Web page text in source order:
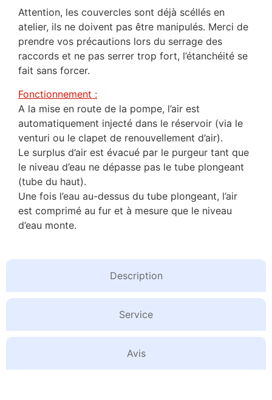
Description
Service
Avis
Attention, les couvercles sont déjà scéllés en
atelier, ils ne doivent pas être manipulés. Merci de
prendre vos précautions lors du serrage des
raccords et ne pas serrer trop fort, l’étanchéité se
fait sans forcer.
Fonctionnement :
A la mise en route de la pompe, l’air est
automatiquement injecté dans le réservoir (via le
venturi ou le clapet de renouvellement d’air).
Le surplus d’air est évacué par le purgeur tant que
le niveau d’eau ne dépasse pas le tube plongeant
(tube du haut).
Une fois l’eau au-dessus du tube plongeant, l’air
est comprimé au fur et à mesure que le niveau
d’eau monte.